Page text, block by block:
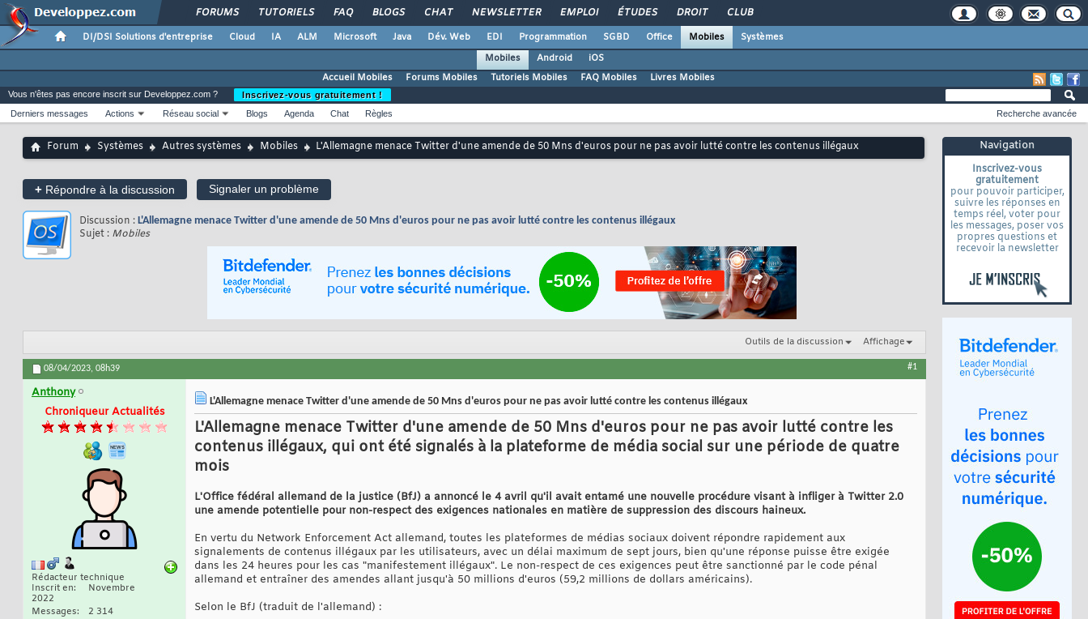
FORUMS TUTORIELS FAQ BLOGS CHAT NEWSLETTER EMPLOI ÉTUDES DROIT CLUB
DI/DSI Solutions d'entreprise Cloud IA ALM Microsoft Java Dév. Web EDI Programmation SGBD Office Mobiles
Systèmes
Mobiles
Android
iOS
Accueil Mobiles
Forums Mobiles Tutoriels Mobiles FAQ Mobiles Livres Mobiles
Navigation
Inscrivez-vous
gratuitement
pour pouvoir participer,
suivre les réponses en
temps réel, voter pour
les messages, poser vos
propres questions et
recevoir la newsletter
Vous n'êtes pas encore inscrit sur Developpez.com ?
Inscrivez-vous gratuitement !
Derniers messages
Actions Réseau social Blogs Agenda Chat Règles Recherche avancée
Forum Systèmes Autres systèmes Mobiles L'Allemagne menace Twitter d'une amende de 50 Mns d'euros pour ne pas avoir lutté contre les contenus illégaux
+ Répondre à la discussion Signaler un problème
Discussion : L'Allemagne menace Twitter d'une amende de 50 Mns d'euros pour ne pas avoir lutté contre les contenus illégaux
Sujet : Mobiles
Outils de la discussion Affichage
08/04/2023, 08h39 #1
Anthony
Chroniqueur Actualités
Rédacteur technique
Inscrit en
Novembre
2022
Messages
2 314
L'Allemagne menace Twitter d'une amende de 50 Mns d'euros pour ne pas avoir lutté contre les contenus illégaux
L'Allemagne menace Twitter d'une amende de 50 Mns d'euros pour ne pas avoir lutté contre les
contenus illégaux, qui ont été signalés à la plateforme de média social sur une période de quatre
mois
L'Office fédéral allemand de la justice (BfJ) a annoncé le 4 avril qu'il avait entamé une nouvelle procédure visant à infliger à Twitter 2.0
une amende potentielle pour non-respect des exigences nationales en matière de suppression des discours haineux.
En vertu du Network Enforcement Act allemand, toutes les plateformes de médias sociaux doivent répondre rapidement aux
signalements de contenus illégaux par les utilisateurs, avec un délai maximum de sept jours, bien qu'une réponse puisse être exigée
dans les 24 heures pour les cas "manifestement illégaux". Le non-respect de ces exigences peut être sanctionné par le code pénal
allemand et entraîner des amendes allant jusqu'à 50 millions d'euros (59,2 millions de dollars américains).
Selon le BfJ (traduit de l'allemand) :